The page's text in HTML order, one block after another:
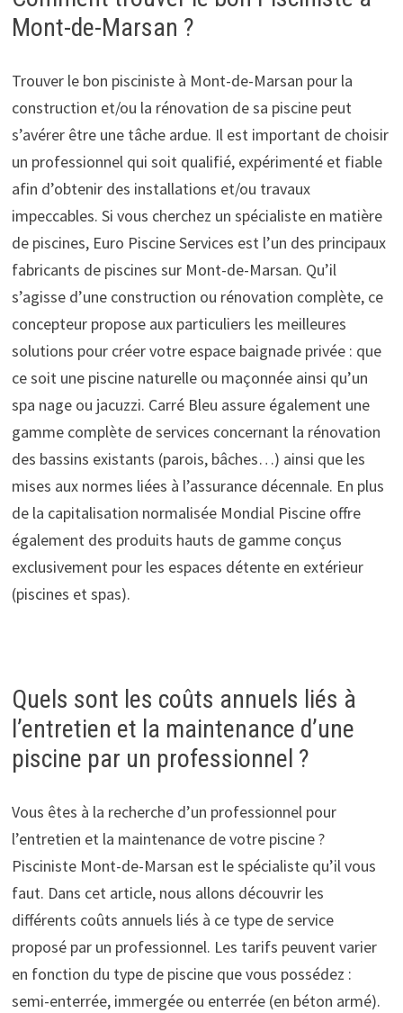
Mont-de-Marsan ?
Trouver le bon pisciniste à Mont-de-Marsan pour la
construction et/ou la rénovation de sa piscine peut
s’avérer être une tâche ardue. Il est important de choisir
un professionnel qui soit qualifié, expérimenté et fiable
afin d’obtenir des installations et/ou travaux
impeccables. Si vous cherchez un spécialiste en matière
de piscines, Euro Piscine Services est l’un des principaux
fabricants de piscines sur Mont-de-Marsan. Qu’il
s’agisse d’une construction ou réno­vation complète, ce
concepteur propose aux particuliers les meilleures
solutions pour créer votre espace baignade privée : que
ce soit une piscine naturelle ou maçonnée ainsi qu’un
spa nage ou jacuzzi. Carré Bleu assure également une
gamme complète de services concernant la rénovation
des bassins existants (parois, bâches…) ainsi que les
mises aux normes liées à l’assurance décennale. En plus
de la capitalisation normalisée Mondial Piscine offre
également des produits hauts de gamme conçus
exclusivement pour les espaces détente en extérieur
(piscines et spas).
Quels sont les coûts annuels liés à
l’entretien et la maintenance d’une
piscine par un professionnel ?
Vous êtes à la recherche d’un professionnel pour
l’entretien et la maintenance de votre piscine ?
Pisciniste Mont-de-Marsan est le spécialiste qu’il vous
faut. Dans cet article, nous allons découvrir les
différents coûts annuels liés à ce type de service
proposé par un professionnel. Les tarifs peuvent varier
en fonction du type de piscine que vous possédez :
semi-enterrée, immergée ou enterrée (en béton armé).